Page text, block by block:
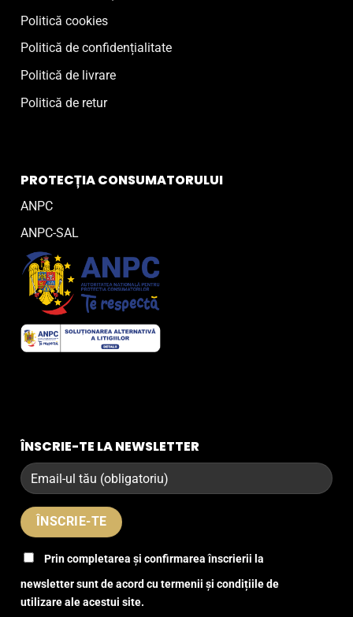
Politică cookies
Politică de confidențialitate
Politică de livrare
Politică de retur
PROTECȚIA CONSUMATORULUI
ANPC
ANPC-SAL
ÎNSCRIE-TE LA NEWSLETTER
Prin completarea și confirmarea înscrierii la
newsletter sunt de acord cu termenii și condițiile de
utilizare ale acestui site.